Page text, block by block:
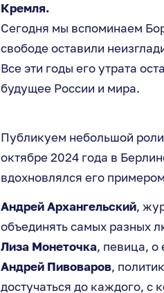
Кремля.
Сегодня мы вспоминаем
свободе оставили
Все эти годы его утрата
будущее России и мира.
Публикуем небольшой
октябре 2024 года в
вдохновлялся его
Андрей Архангельский,
объединять самых разных
Лиза Монеточка, певица, о
Андрей Пивоваров,
достучаться до каждого, с